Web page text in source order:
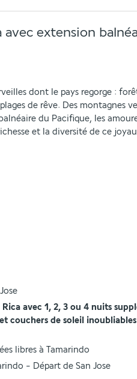
avec extension
dont le pays regorge :
de rêve. Des montagnes
du Pacifique, les
et la diversité de ce
avec 1, 2, 3 ou 4 nuits
couchers de soleil
libres à Tamarindo
- Départ de San Jose